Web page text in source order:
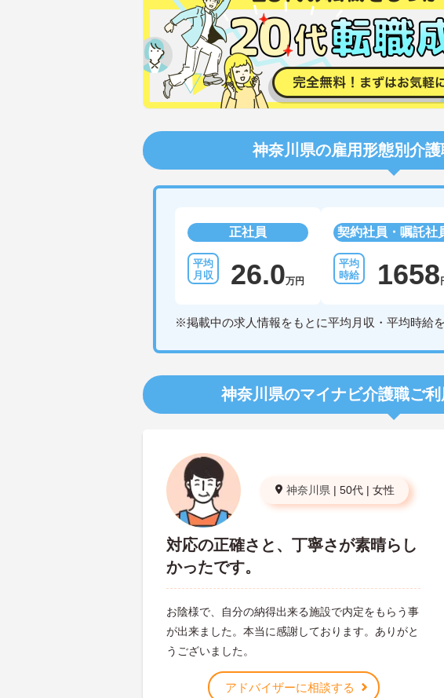
神奈川県の雇用形態別介
正社員
26.0万円
契約社員・嘱託社
1658
※掲載中の求人情報をもとに平均月収・平均時給
神奈川県のマイナビ介護職ご
神奈川県 | 50代 | 女性
対応の正確さと、丁寧さが素晴らし
かったです。
お陰様で、自分の納得出来る施設で内定をもらう事
が出来ました。本当に感謝しております。ありがと
うございました。
アドバイザーに相談する